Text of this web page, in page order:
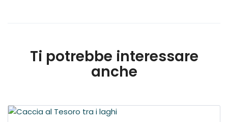
Ti potrebbe interessare
anche